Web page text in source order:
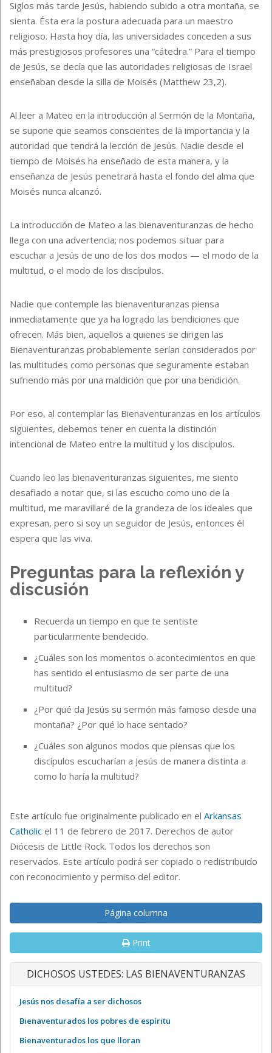
Siglos más tarde Jesús, habiendo subido a otra montaña, se
sienta. Ésta era la postura adecuada para un maestro
religioso. Hasta hoy día, las universidades conceden a sus
más prestigiosos profesores una “cátedra.” Para el tiempo
de Jesús, se decía que las autoridades religiosas de Israel
enseñaban desde la silla de Moisés (Matthew 23,2).
Al leer a Mateo en la introducción al Sermón de la Montaña,
se supone que seamos conscientes de la importancia y la
autoridad que tendrá la lección de Jesús. Nadie desde el
tiempo de Moisés ha enseñado de esta manera, y la
enseñanza de Jesús penetrará hasta el fondo del alma que
Moisés nunca alcanzó.
La introducción de Mateo a las bienaventuranzas de hecho
llega con una advertencia; nos podemos situar para
escuchar a Jesús de uno de los dos modos — el modo de la
multitud, o el modo de los discípulos.
Nadie que contemple las bienaventuranzas piensa
inmediatamente que ya ha logrado las bendiciones que
ofrecen. Más bien, aquellos a quienes se dirigen las
Bienaventuranzas probablemente serían considerados por
las multitudes como personas que seguramente estaban
sufriendo más por una maldición que por una bendición.
Por eso, al contemplar las Bienaventuranzas en los artículos
siguientes, debemos tener en cuenta la distinción
intencional de Mateo entre la multitud y los discípulos.
Cuando leo las bienaventuranzas siguientes, me siento
desafiado a notar que, si las escucho como uno de la
multitud, me maravillaré de la grandeza de los ideales que
expresan, pero si soy un seguidor de Jesús, entonces él
espera que las viva.
Preguntas para la reflexión y
discusión
Recuerda un tiempo en que te sentiste
particularmente bendecido.
¿Cuáles son los momentos o acontecimientos en que
has sentido el entusiasmo de ser parte de una
multitud?
¿Por qué da Jesús su sermón más famoso desde una
montaña? ¿Por qué lo hace sentado?
¿Cuáles son algunos modos que piensas que los
discípulos escucharían a Jesús de manera distinta a
como lo haría la multitud?
Este artículo fue originalmente publicado en el Arkansas
Catholic el 11 de febrero de 2017. Derechos de autor
Diócesis de Little Rock. Todos los derechos son
reservados. Este artículo podrá ser copiado o redistribuido
con reconocimiento y permiso del editor.
Página columna
Print
DICHOSOS USTEDES: LAS BIENAVENTURANZAS
Jesús nos desafía a ser dichosos
Bienaventurados los pobres de espíritu
Bienaventurados los que lloran